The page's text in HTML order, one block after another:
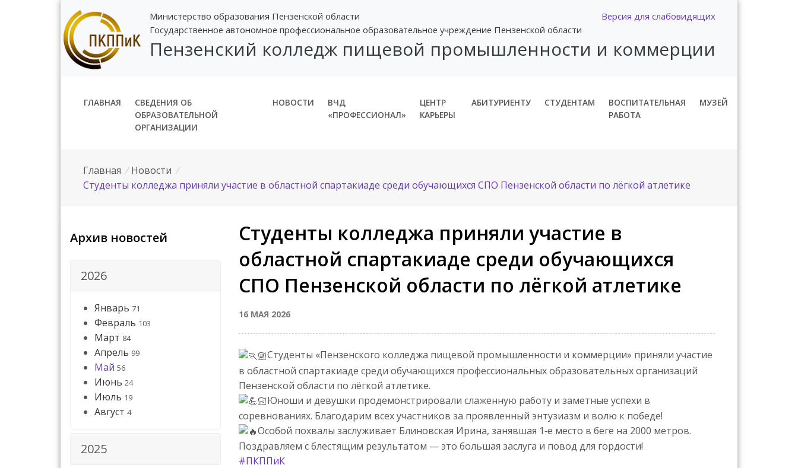
Версия для слабовидящих
Министерство образования Пензенской области
Государственное автономное профессиональное образовательное учреждение Пензенской области
Пензенский колледж пищевой промышленности и коммерции
ГЛАВНАЯ
СВЕДЕНИЯ ОБ
ОБРАЗОВАТЕЛЬНОЙ
ОРГАНИЗАЦИИ
НОВОСТИ
ВЧД
«ПРОФЕССИОНАЛ»
ЦЕНТР
КАРЬЕРЫ
АБИТУРИЕНТУ СТУДЕНТАМ
ВОСПИТАТЕЛЬНАЯ
РАБОТА
МУЗЕЙ
Главная / Новости /
Студенты колледжа приняли участие в областной спартакиаде среди обучающихся СПО Пензенской области по лёгкой атлетике
Архив новостей
2026
Январь 71
Февраль 103
Март 84
Апрель 99
Май 56
Июнь 24
Июль 19
Август 4
2025
Студенты колледжа приняли участие в
областной спартакиаде среди обучающихся
СПО Пензенской области по лёгкой атлетике
16 МАЯ 2026
Студенты «Пензенского колледжа пищевой промышленности и коммерции» приняли участие
в областной спартакиаде среди обучающихся профессиональных образовательных организаций
Пензенской области по лёгкой атлетике.
Юноши и девушки продемонстрировали слаженную работу и заметные успехи в
соревнованиях. Благодарим всех участников за проявленный энтузиазм и волю к победе!
Особой похвалы заслуживает Блиновская Ирина, занявшая 1‑е место в беге на 2000 метров.
Поздравляем с блестящим результатом — это большая заслуга и повод для гордости!
#ПКППиК